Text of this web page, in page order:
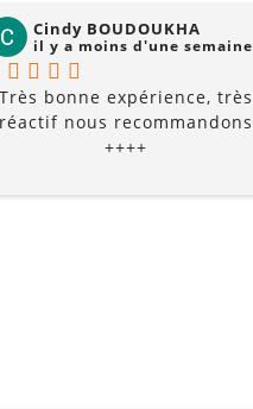
Cindy BOUDOUKHA
il y a moins d'une semaine
Très bonne expérience, très
réactif nous recommandons
++++